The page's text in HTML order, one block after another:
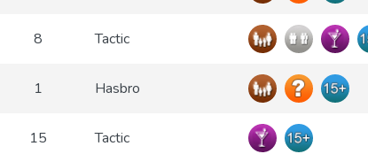
8 Tactic
1 Hasbro
15 Tactic